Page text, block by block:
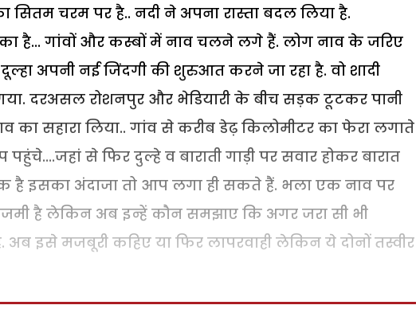
चरम पर है.. नदी ने अपना रास्ता बदल लिया है.
है... गांवों और कस्बों में नाव चलने लगे हैं. लोग नाव के जरिए
अपनी नई जिंदगी की शुरुआत करने जा रहा है. वो शादी
दरअसल रोशनपुर और भेडियारी के बीच सड़क टूटकर पानी
का सहारा लिया.. गांव से करीब डेढ़ किलोमीटर का फेरा लगाते
से फिर दुल्हे व बाराती गाड़ी पर सवार होकर बारात
है इसका अंदाजा तो आप लगा ही सकते हैं. भला एक नाव पर
है लेकिन अब इन्हें कौन समझाए कि अगर जरा सी भी
अब इसे मजबूरी कहिए या फिर लापरवाही लेकिन ये दोनों तस्वीर